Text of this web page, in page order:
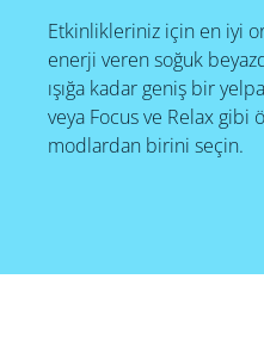
Etkinlikleriniz için en iyi
enerji veren soğuk
ışığa kadar geniş bir
veya Focus ve Relax gibi
modlardan birini seçin.